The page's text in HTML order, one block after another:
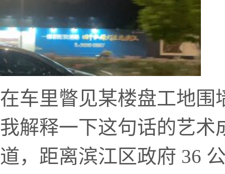
在车里瞥见某楼盘工地围
我解释一下这句话的艺术
道，距离滨江区政府 36